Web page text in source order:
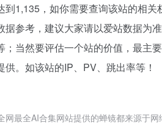
到1,135，如你需要查询该站的相关
据参考，建议大家请以爱站数据为
；当然要评估一个站的价值，最主
。如该站的IP、PV、跳出率等！
网最全AI合集网站提供的蝉镜都来源于